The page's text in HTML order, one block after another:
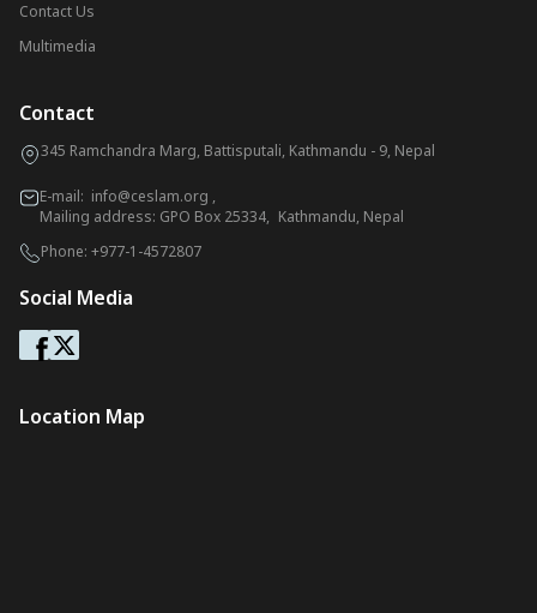
Contact Us
Multimedia
Contact
345 Ramchandra Marg, Battisputali, Kathmandu - 9, Nepal
E-mail: info@ceslam.org ,
Mailing address: GPO Box 25334, Kathmandu, Nepal
Phone: +977-1-4572807
Social Media
Location Map